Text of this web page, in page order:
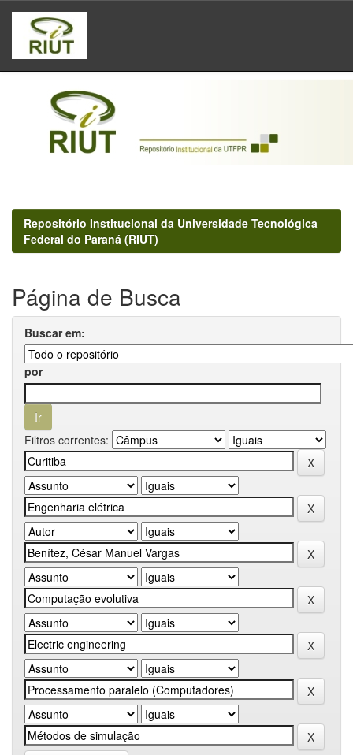
Skip
navigation
Repositório Institucional da Universidade Tecnológica
Federal do Paraná (RIUT)
Página de Busca
Buscar em:
por
Filtros correntes: